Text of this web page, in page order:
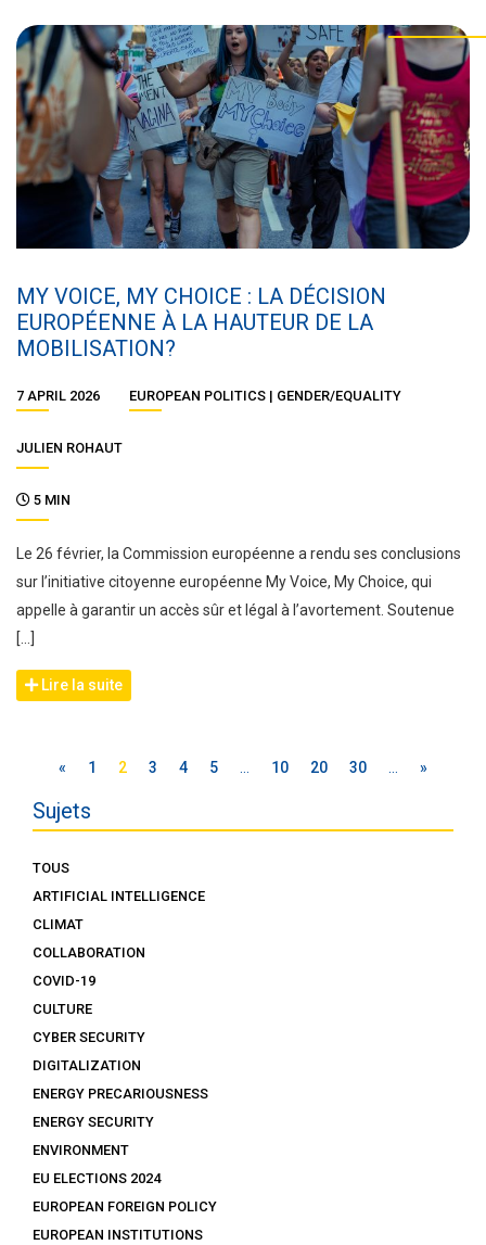
MY VOICE, MY CHOICE : LA DÉCISION
EUROPÉENNE À LA HAUTEUR DE LA
MOBILISATION?
7 APRIL 2026 EUROPEAN POLITICS GENDER/EQUALITY
JULIEN ROHAUT
5 MIN
Le 26 février, la Commission européenne a rendu ses conclusions
sur l’initiative citoyenne européenne My Voice, My Choice, qui
appelle à garantir un accès sûr et légal à l’avortement. Soutenue
[…]
Lire la suite
« 1 2 3 4 5 … 10 20 30 … »
Sujets
TOUS
ARTIFICIAL INTELLIGENCE
CLIMAT
COLLABORATION
COVID-19
CULTURE
CYBER SECURITY
DIGITALIZATION
ENERGY PRECARIOUSNESS
ENERGY SECURITY
ENVIRONMENT
EU ELECTIONS 2024
EUROPEAN FOREIGN POLICY
EUROPEAN INSTITUTIONS